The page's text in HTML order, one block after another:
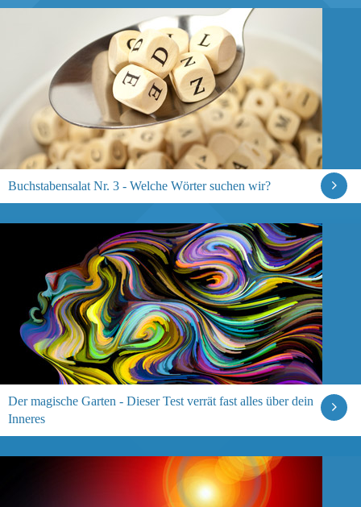
Buchstabensalat Nr. 3 - Welche Wörter suchen wir?
Der magische Garten - Dieser Test verrät fast alles über dein
Inneres